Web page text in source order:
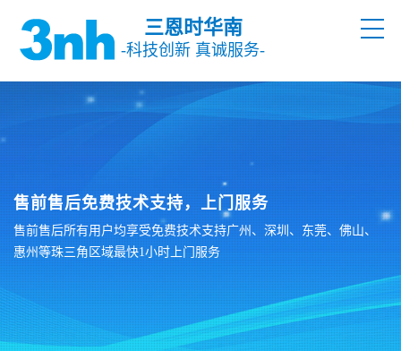
三恩时华南
-科技创新 真诚服务-
售前售后免费技术支持，上门服务
售前售后所有用户均享受免费技术支持广州、深圳、东莞、佛山、
惠州等珠三角区域最快1小时上门服务